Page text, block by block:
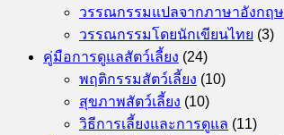
วรรณกรรมแปลจากภาษาอังกฤษ
วรรณกรรมโดยนักเขียนไทย (3)
คู่มือการดูแลสัตว์เลี้ยง (24)
พฤติกรรมสัตว์เลี้ยง (10)
สุขภาพสัตว์เลี้ยง (10)
วิธีการเลี้ยงและการดูแล (11)